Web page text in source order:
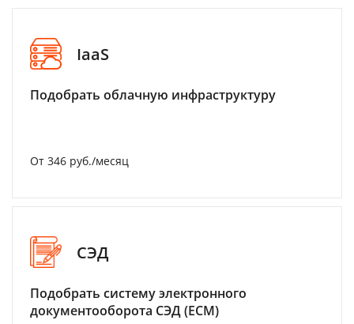
IaaS
Подобрать облачную инфраструктуру
От 346 руб./месяц
СЭД
Подобрать систему электронного
документооборота СЭД (ECM)